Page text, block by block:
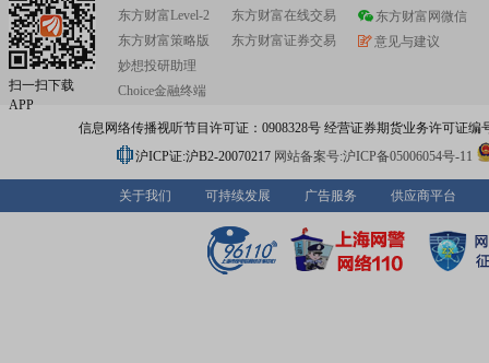
扫一扫下载
APP
东方财富Level-2
东方财富策略版
妙想投研助理
Choice金融终端
东方财富在线交易
东方财富证券交易
东方财富网微信
意见与建议
信息网络传播视听节目许可证：0908328号 经营证券期货业务许可证编
沪ICP证:沪B2-20070217 网站备案号:沪ICP备05006054号-11
关于我们 可持续发展 广告服务 供应商平台